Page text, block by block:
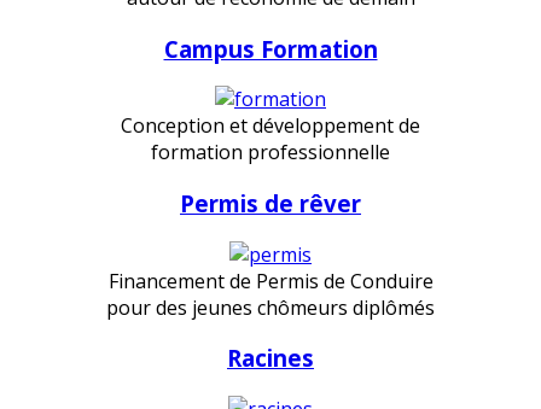
Campus Formation
Conception et développement de
formation professionnelle
Permis de rêver
Financement de Permis de Conduire
pour des jeunes chômeurs diplômés
Racines